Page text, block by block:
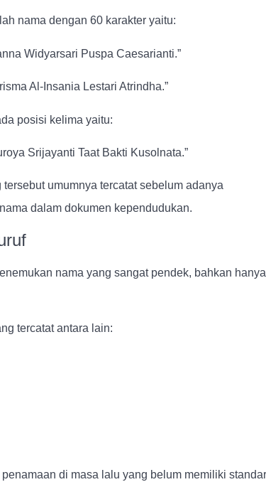
nama dengan 60 karakter yaitu:
Widyarsari Puspa Caesarianti.”
Al-Insania Lestari Atrindha.”
posisi kelima yaitu:
Srijayanti Taat Bakti Kusolnata.”
umumnya tercatat sebelum adanya
dalam dokumen kependudukan.
nama yang sangat pendek, bahkan hanya
tercatat antara lain:
di masa lalu yang belum memiliki standar